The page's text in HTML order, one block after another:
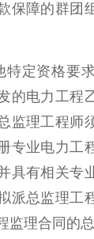
保障的群团
特定资格要
的电力工程
监理工程师
专业电力工
具有相关专
派总监理工
监理合同的总